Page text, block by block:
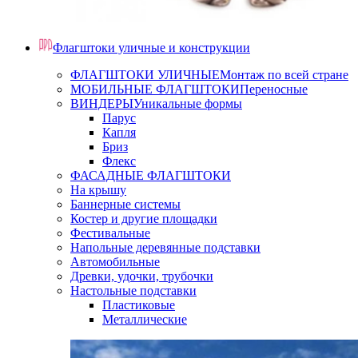
Флагштоки уличные и конструкции
ФЛАГШТОКИ УЛИЧНЫЕМонтаж по всей стране
МОБИЛЬНЫЕ ФЛАГШТОКИПереносные
ВИНДЕРЫУникальные формы
Парус
Капля
Бриз
Флекс
ФАСАДНЫЕ ФЛАГШТОКИ
На крышу
Баннерные системы
Костер и другие площадки
Фестивальные
Напольные деревянные подставки
Автомобильные
Древки, удочки, трубочки
Настольные подставки
Пластиковые
Металлические